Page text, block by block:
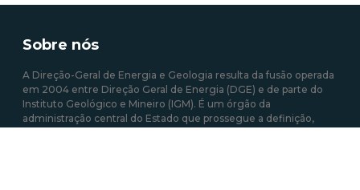
Sobre nós
A Direção-Geral de Energia e Geologia resulta da fusão operada
em 2004 entre Direção Geral de Energia (DGE) e de parte do
Instituto Geológico e Mineiro (IGM). É um órgão da
administração central do Estado que prossegue a definição,